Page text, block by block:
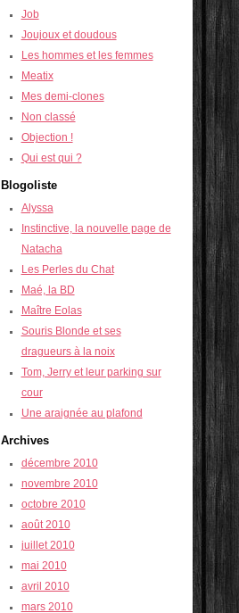
Job
Joujoux et doudous
Les hommes et les femmes
Meatix
Mes demi-clones
Non classé
Objection !
Qui est qui ?
Blogoliste
Alyssa
Instinctive, la nouvelle page de
Natacha
Les Perles du Chat
Maé, la BD
Maître Eolas
Souris Blonde et ses
dragueurs à la noix
Tom, Jerry et leur parking sur
cour
Une araignée au plafond
Archives
décembre 2010
novembre 2010
octobre 2010
août 2010
juillet 2010
mai 2010
avril 2010
mars 2010